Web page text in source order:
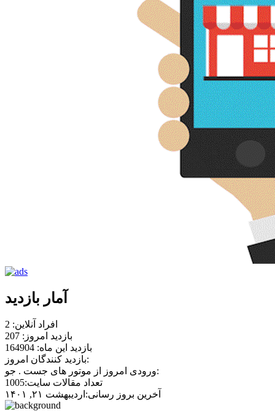
آمار بازدید
افراد آنلاین: 2
بازدید امروز: 207
بازدید این ماه: 164904
بازدید کنندگان امروز:
ورودی امروز از موتور های جست . جو:
تعداد مقالات سایت:1005
آخرین بروز رسانی:اردیبهشت ۲۱, ۱۴۰۱